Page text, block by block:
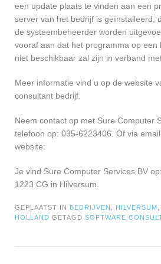
een update plaats te vinden aan een
server van het bedrijf is geïnstalleerd,
de systeembeheerder worden
vooraf aan dat het programma op een
niet beschikbaar zal zijn in verband
Meer informatie vind u op de website
consultant bedrijf.
Neem contact op met Sure Computer
telefoon op: 035-6223406. Of via
website:
Je vind Sure Computer Services BV
1223 CG in Hilversum.
GEPLAATST IN BEDRIJVEN , HILVERSUM ,
HOLLAND GETAGD SOFTWARE